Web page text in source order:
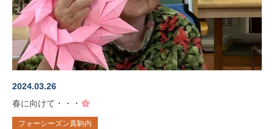
2024.03.26
春に向けて・・・
フォーシーズン真駒内